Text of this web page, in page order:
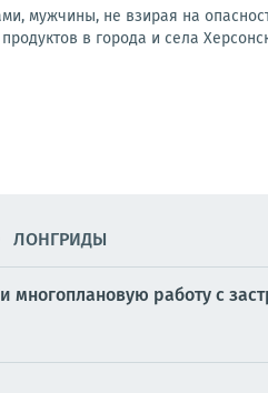
мужчины, не взирая на
в города и села
ЛОНГРИДЫ
работу с